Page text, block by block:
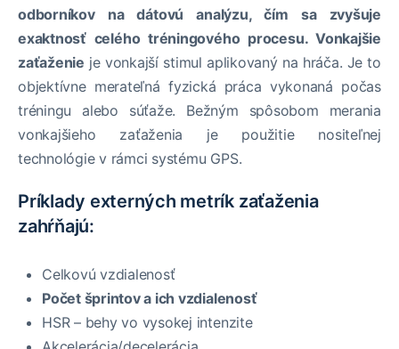
odborníkov na dátovú analýzu, čím sa zvyšuje
exaktnosť celého tréningového procesu. Vonkajšie
zaťaženie je vonkajší stimul aplikovaný na hráča. Je to
objektívne merateľná fyzická práca vykonaná počas
tréningu alebo súťaže. Bežným spôsobom merania
vonkajšieho zaťaženia je použitie nositeľnej
technológie v rámci systému GPS.
Príklady externých metrík zaťaženia
zahŕňajú:
Celkovú vzdialenosť
Počet šprintov a ich vzdialenosť
HSR – behy vo vysokej intenzite